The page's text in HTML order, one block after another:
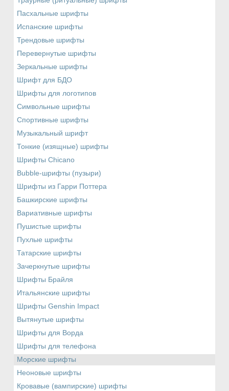
Пасхальные шрифты
Испанские шрифты
Трендовые шрифты
Перевернутые шрифты
Зеркальные шрифты
Шрифт для БДО
Шрифты для логотипов
Символьные шрифты
Спортивные шрифты
Музыкальный шрифт
Тонкие (изящные) шрифты
Шрифты Chicano
Bubble-шрифты (пузыри)
Шрифты из Гарри Поттера
Башкирские шрифты
Вариативные шрифты
Пушистые шрифты
Пухлые шрифты
Татарские шрифты
Зачеркнутые шрифты
Шрифты Брайля
Итальянские шрифты
Шрифты Genshin Impact
Вытянутые шрифты
Шрифты для Ворда
Шрифты для телефона
Морские шрифты
Неоновые шрифты
Кровавые (вампирские) шрифты